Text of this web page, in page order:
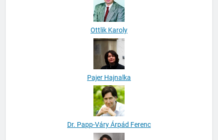
Ottlik Karoly
Pajer Hajnalka
Dr. Papp-Váry Árpád Ferenc